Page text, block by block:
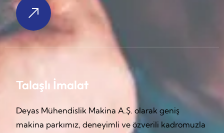
Talaşlı İmalat
Deyas Mühendislik Makina A.Ş. olarak geniş
makina parkımız, deneyimli ve özverili kadromuzla